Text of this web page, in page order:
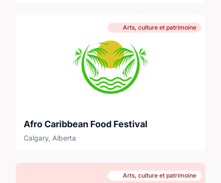
Arts, culture et patrimoine
Afro Caribbean Food Festival
Calgary, Alberta
Arts, culture et patrimoine